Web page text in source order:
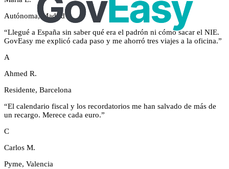
Autónoma, Madrid
“Llegué a España sin saber qué era el padrón ni cómo sacar el NIE.
GovEasy me explicó cada paso y me ahorró tres viajes a la oficina.”
A
Ahmed R.
Residente, Barcelona
“El calendario fiscal y los recordatorios me han salvado de más de
un recargo. Merece cada euro.”
C
Carlos M.
Pyme, Valencia